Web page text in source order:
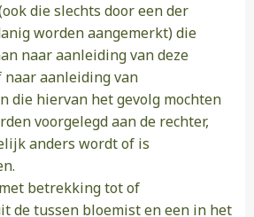
die slechts door een der
worden aangemerkt) die
naar aanleiding van deze
naar aanleiding van
die hiervan het gevolg mochten
voorgelegd aan de rechter,
anders wordt of is
betrekking tot of
de tussen bloemist en een in het